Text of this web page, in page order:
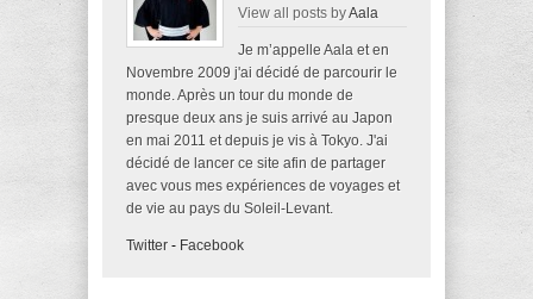
View all posts byAala
Je m’appelle Aala et en
Novembre 2009 j'ai décidé de parcourir le
monde. Après un tour du monde de
presque deux ans je suis arrivé au Japon
en mai 2011 et depuis je vis à Tokyo. J'ai
décidé de lancer ce site afin de partager
avec vous mes expériences de voyages et
de vie au pays du Soleil-Levant.
Twitter - Facebook